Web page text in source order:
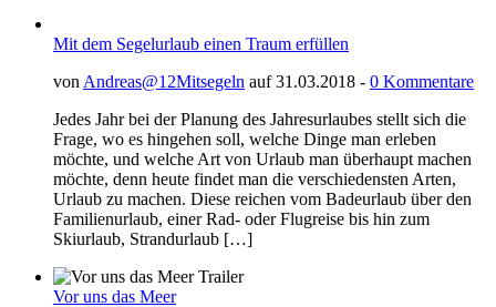
Mit dem Segelurlaub einen Traum erfüllen
von Andreas@12Mitsegeln auf 31.03.2018 - 0 Kommentare
Jedes Jahr bei der Planung des Jahresurlaubes stellt sich die
Frage, wo es hingehen soll, welche Dinge man erleben
möchte, und welche Art von Urlaub man überhaupt machen
möchte, denn heute findet man die verschiedensten Arten,
Urlaub zu machen. Diese reichen vom Badeurlaub über den
Familienurlaub, einer Rad- oder Flugreise bis hin zum
Skiurlaub, Strandurlaub […]
Vor uns das Meer